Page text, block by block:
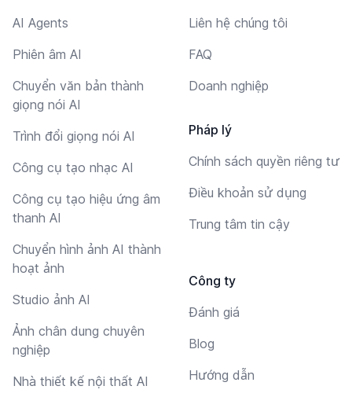
AI Agents
Phiên âm AI
Chuyển văn bản thành
giọng nói AI
Trình đổi giọng nói AI
Công cụ tạo nhạc AI
Công cụ tạo hiệu ứng âm
thanh AI
Chuyển hình ảnh AI thành
hoạt ảnh
Studio ảnh AI
Ảnh chân dung chuyên
nghiệp
Nhà thiết kế nội thất AI
Liên hệ chúng tôi
FAQ
Doanh nghiệp
Pháp lý
Chính sách quyền riêng tư
Điều khoản sử dụng
Trung tâm tin cậy
Công ty
Đánh giá
Blog
Hướng dẫn